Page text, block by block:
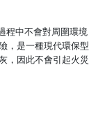
程中不會對周圍環境
，是一種現代環保型
，因此不會引起火災